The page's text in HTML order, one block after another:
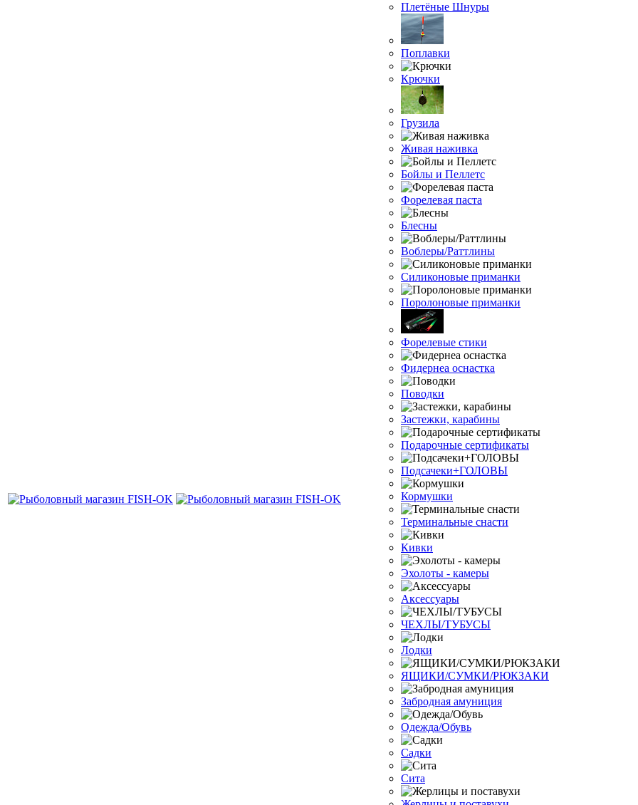
Плетёные Шнуры
Поплавки
Крючки
Грузила
Живая наживка
Бойлы и Пеллетс
Форелевая паста
Блесны
Воблеры/Раттлины
Силиконовые приманки
Поролоновые приманки
Форелевые стики
Фидернеа оснастка
Поводки
Застежки, карабины
Подарочные сертификаты
Подсачеки+ГОЛОВЫ
Кормушки
Терминальные снасти
Кивки
Эхолоты - камеры
Аксессуары
ЧЕХЛЫ/ТУБУСЫ
Лодки
ЯЩИКИ/СУМКИ/РЮКЗАКИ
Забродная амуниция
Одежда/Обувь
Садки
Сита